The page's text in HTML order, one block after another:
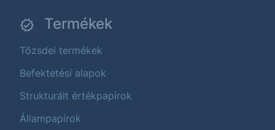
Termékek
Tőzsdei termékek
Befektetési alapok
Strukturált értékpapírok
Állampapírok